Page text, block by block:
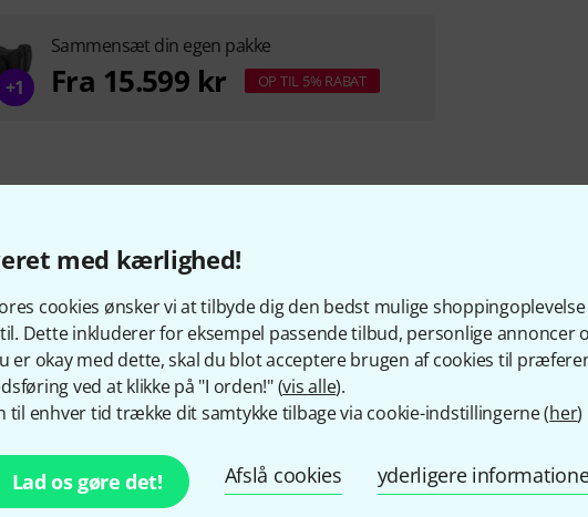
med kærlighed!
cookies ønsker vi at tilbyde dig den bedst mulige
Dette inkluderer for eksempel passende tilbud, personlige annoncer
er okay med dette, skal du blot acceptere brugen af cookies til
ved at klikke på "I orden!" (vis alle).
til enhver tid trække dit samtykke tilbage via cookie-indstillingerne (her)
Lad os gøre det! Afslå cookies yderligere
+1
Sammensæt din egen pakke
Fra 15.599 kr OP TIL 5% RABAT
så på dette produkt købte